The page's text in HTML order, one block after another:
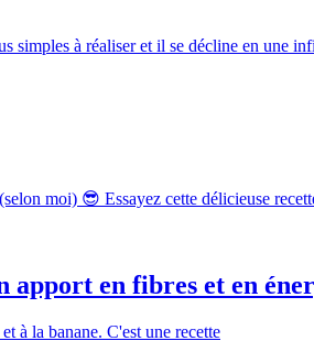
simples à réaliser et il se décline en une
moi) 😎 Essayez cette délicieuse
apport en fibres et en
à la banane. C'est une recette